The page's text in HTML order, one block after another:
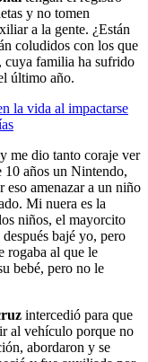
y no tomen
a la gente. ¿Están
coludidos con los que
, cuya familia ha sufrido
último año.
la vida al impactarse
me dio tanto coraje ver
10 años un Nintendo,
eso amenazar a un niño
Mi nuera es la
niños, el mayorcito
bajé yo, pero
rogaba al que le
bebé, pero no le
intercedió para que
al vehículo porque no
abordaron y se